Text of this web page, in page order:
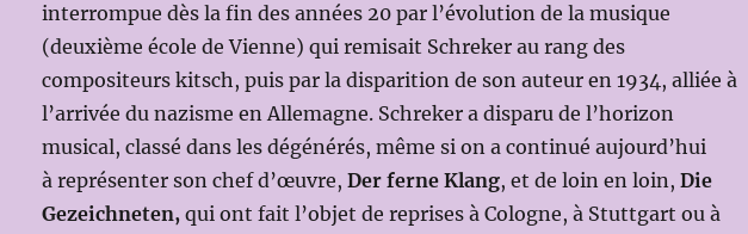
interrompue dès la fin des années 20 par l’évolution de la musique
(deuxième école de Vienne) qui remisait Schreker au rang des
compositeurs kitsch, puis par la disparition de son auteur en 1934, alliée à
l’arrivée du nazisme en Allemagne. Schreker a disparu de l’horizon
musical, classé dans les dégénérés, même si on a continué aujourd’hui
à représenter son chef d’œuvre, Der ferne Klang, et de loin en loin, Die
Gezeichneten, qui ont fait l’objet de reprises à Cologne, à Stuttgart ou à